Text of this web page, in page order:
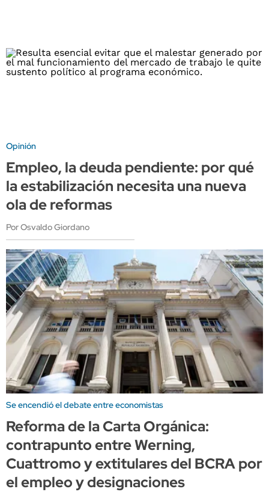
Opinión
Empleo, la deuda pendiente: por qué
la estabilización necesita una nueva
ola de reformas
Por Osvaldo Giordano
Se encendió el debate entre economistas
Reforma de la Carta Orgánica:
contrapunto entre Werning,
Cuattromo y extitulares del BCRA por
el empleo y designaciones